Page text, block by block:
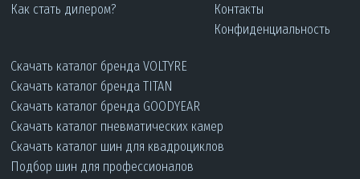
Как стать дилером?
Контакты
Конфиденциальность
Скачать каталог бренда VOLTYRE
Скачать каталог бренда TITAN
Скачать каталог бренда GOODYEAR
Скачать каталог пневматических камер
Скачать каталог шин для квадроциклов
Подбор шин для профессионалов